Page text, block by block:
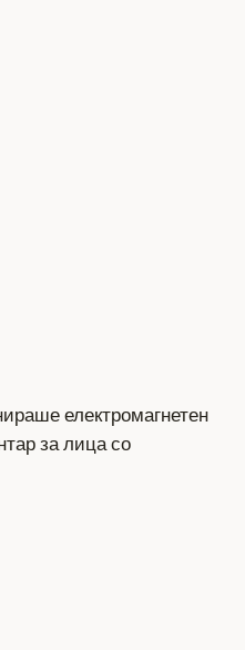
електромагнетен
за лица со